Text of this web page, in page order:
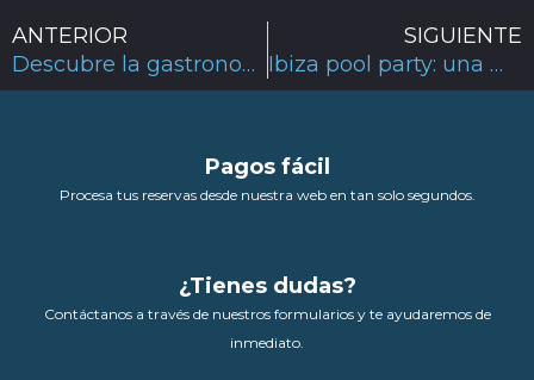
Ant
ANTERIOR
Descubre la gastronomía que te espera en Ibiza Ushuaia
SIGUIENTE
Ibiza pool party: una manera diferente de disfrutar de la isla.
Pagos fácil
Procesa tus reservas desde nuestra web en tan solo segundos.
¿Tienes dudas?
Contáctanos a través de nuestros formularios y te ayudaremos de
inmediato.